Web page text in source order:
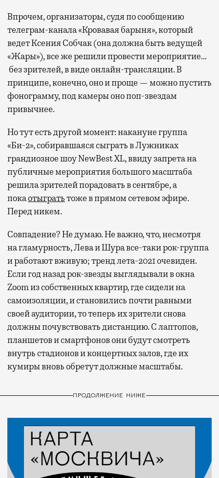
Впрочем, организаторы, судя по сообщению
телеграм-канала «Кровавая барыня», который
ведет Ксения Собчак (она должна быть ведущей
«Жары»), все же решили провести мероприятие…
без зрителей, в виде онлайн-трансляции. В
принципе, конечно, оно и проще — можно пустить
фонограмму, под камеры оно поп-звездам
привычнее.
Но тут есть другой момент: накануне группа
«Би-2», собиравшаяся сыграть в Лужниках
грандиозное шоу NewBest XL, ввиду запрета на
публичные мероприятия большого масштаба
решила зрителей порадовать в сентябре, а
покаотыгратьтоже в прямом сетевом эфире.
Перед никем.
Совпадение? Не думаю. Не важно, что, несмотря
на гламурность, Лева и Шура все-таки рок-группа
и работают вживую; тренд лета-2021 очевиден.
Если год назад рок-звезды выглядывали в окна
Zoom из собственных квартир, где сидели на
самоизоляции, и становились почти равными
своей аудитории, то теперь их зрители снова
должны почувствовать дистанцию. С лаптопов,
планшетов и смартфонов они будут смотреть
внутрь стадионов и концертных залов, где их
кумиры вновь обретут должные масштабы.
ПРОДОЛЖЕНИЕ НИЖЕ